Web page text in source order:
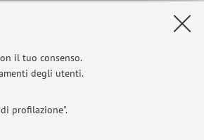
il tuo consenso.
degli utenti.
profilazione".